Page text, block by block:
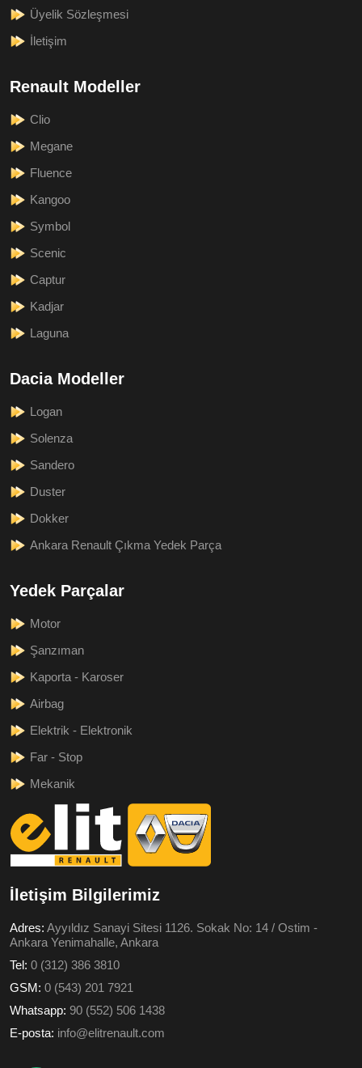
Üyelik Sözleşmesi
İletişim
Renault Modeller
Clio
Megane
Fluence
Kangoo
Symbol
Scenic
Captur
Kadjar
Laguna
Dacia Modeller
Logan
Solenza
Sandero
Duster
Dokker
Ankara Renault Çıkma Yedek Parça
Yedek Parçalar
Motor
Şanzıman
Kaporta - Karoser
Airbag
Elektrik - Elektronik
Far - Stop
Mekanik
İletişim Bilgilerimiz
Adres: Ayyıldız Sanayi Sitesi 1126. Sokak No: 14 / Ostim -
Ankara Yenimahalle, Ankara
Tel: 0 (312) 386 3810
GSM: 0 (543) 201 7921
Whatsapp: 90 (552) 506 1438
E-posta: info@elitrenault.com